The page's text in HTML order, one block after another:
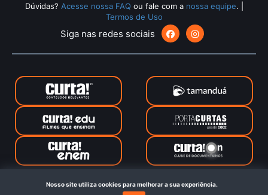
Dúvidas? Acesse nossa FAQ ou fale com a nossa equipe.
Termos de Uso
Siga nas redes sociais
CurtaOn © 2024. Todos os direitos reservados. Feito com
Nosso site utiliza cookies para melhorar a sua experiência.